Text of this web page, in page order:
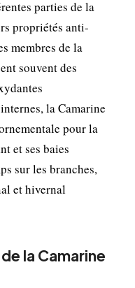
parties de la
propriétés anti-
membres de la
souvent des
la Camarine
pour la
et ses baies
sur les branches,
et hivernal
la Camarine